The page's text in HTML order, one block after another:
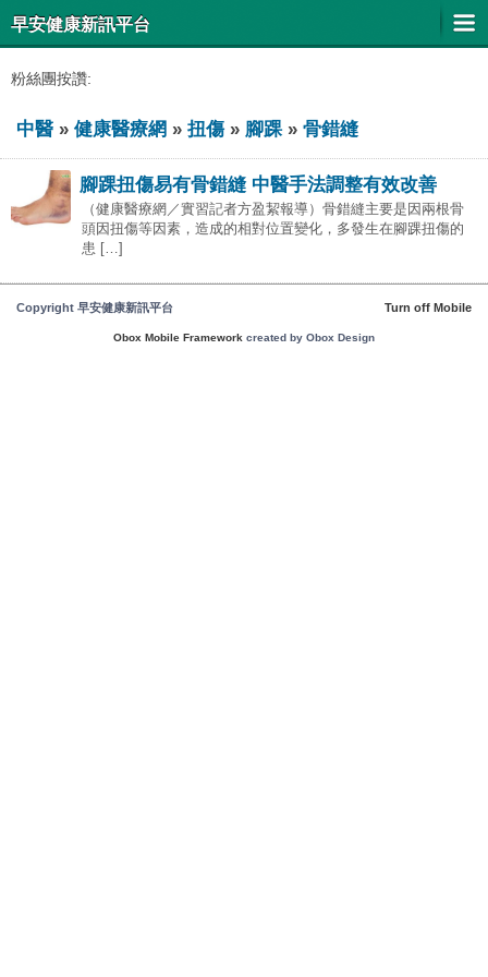
早安健康新訊平台
粉絲團按讚:
中醫 » 健康醫療網 » 扭傷» 腳踝» 骨錯縫
腳踝扭傷易有骨錯縫 中醫手法調整有效改善
（健康醫療網／實習記者方盈絜報導）骨錯縫主要是因兩根骨
頭因扭傷等因素，造成的相對位置變化，多發生在腳踝扭傷的
患 […]
Copyright 早安健康新訊平台 Turn off Mobile
Obox Mobile Framework created by Obox Design